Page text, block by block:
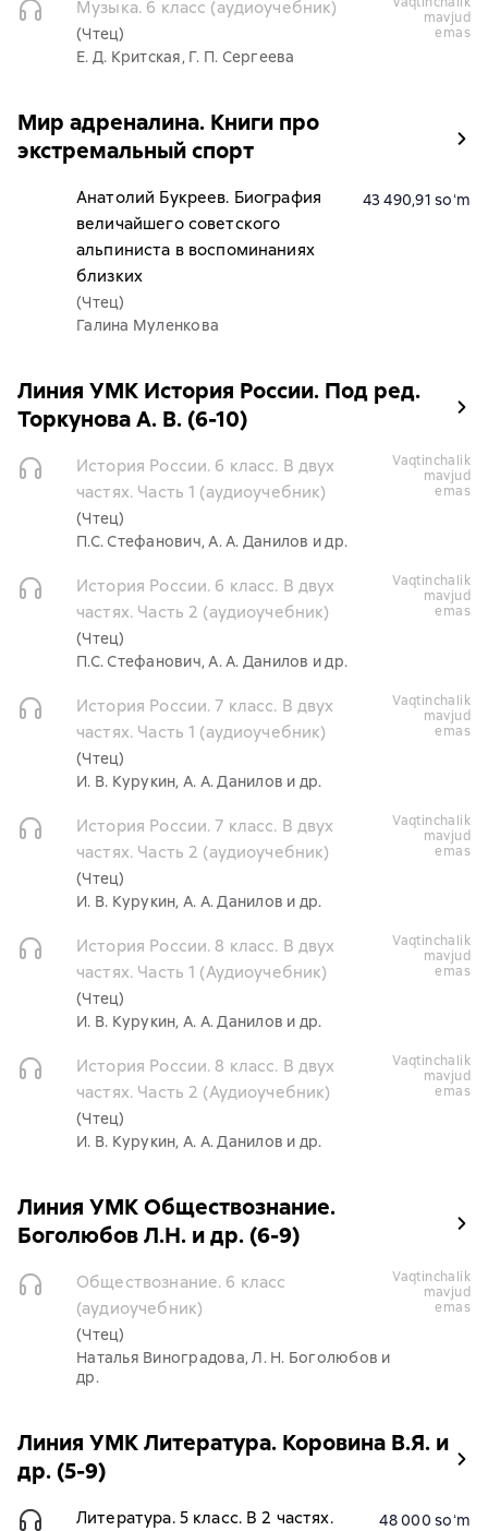
Музыка. 6 класс (аудиоучебник)
(Чтец)
Е. Д. Критская, Г. П. Сергеева
mavjud
emas
Мир адреналина. Книги про
экстремальный спорт
Анатолий Букреев. Биография
величайшего советского
альпиниста в воспоминаниях
близких
(Чтец)
Галина Муленкова
43 490,91 soʻm
Линия УМК История России. Под ред.
Торкунова А. В. (6-10)
История России. 6 класс. В двух
частях. Часть 1 (аудиоучебник)
(Чтец)
П.С. Стефанович, А. А. Данилов и др.
vaqtinchalik
mavjud
emas
История России. 6 класс. В двух
частях. Часть 2 (аудиоучебник)
(Чтец)
П.С. Стефанович, А. А. Данилов и др.
vaqtinchalik
mavjud
emas
История России. 7 класс. В двух
частях. Часть 1 (аудиоучебник)
(Чтец)
И. В. Курукин, А. А. Данилов и др.
vaqtinchalik
mavjud
emas
История России. 7 класс. В двух
частях. Часть 2 (аудиоучебник)
(Чтец)
И. В. Курукин, А. А. Данилов и др.
vaqtinchalik
mavjud
emas
История России. 8 класс. В двух
частях. Часть 1 (Аудиоучебник)
(Чтец)
И. В. Курукин, А. А. Данилов и др.
vaqtinchalik
mavjud
emas
История России. 8 класс. В двух
частях. Часть 2 (Аудиоучебник)
(Чтец)
И. В. Курукин, А. А. Данилов и др.
vaqtinchalik
mavjud
emas
Линия УМК Обществознание.
Боголюбов Л.Н. и др. (6-9)
Обществознание. 6 класс
(аудиоучебник)
(Чтец)
Наталья Виноградова, Л. Н. Боголюбов и
др.
vaqtinchalik
mavjud
emas
Линия УМК Литература. Коровина В.Я. и
др. (5-9)
Литература. 5 класс. В 2 частях.
48 000 soʻm